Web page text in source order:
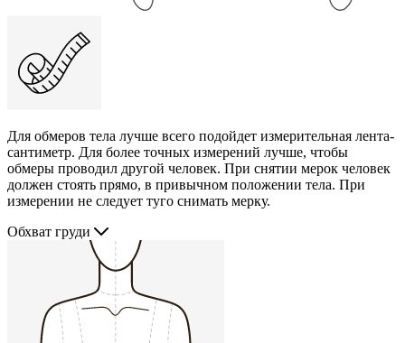
Для обмеров тела лучше всего подойдет измерительная лента-
сантиметр. Для более точных измерений лучше, чтобы
обмеры проводил другой человек. При снятии мерок человек
должен стоять прямо, в привычном положении тела. При
измерении не следует туго снимать мерку.
Обхват груди